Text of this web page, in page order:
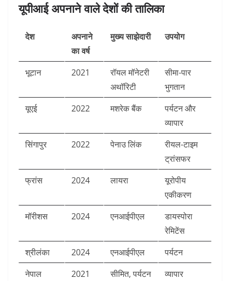
यूपीआई अपनाने वाले देशों की तालिका
देश
अपनाने
का वर्ष
मुख्य साझेदारी उपयोग
भूटान 2021
रॉयल मॉनेटरी
अथॉरिटी
सीमा-पार
भुगतान ​
यूएई
2022 मशरेक बैंक
पर्यटन और
व्यापार ​
सिंगापुर
2022 पेनाउ लिंक
रीयल-टाइम
ट्रांसफर ​
फ्रांस
2024 लायरा
यूरोपीय
एकीकरण ​
मॉरीशस
2024 एनआईपीएल
डायस्पोरा
रेमिटेंस ​
श्रीलंका
2024 एनआईपीएल
पर्यटन ​
नेपाल
2021 सीमित, पर्यटन
व्यापार ​